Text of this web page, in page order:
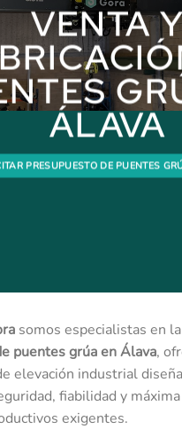
VENTA
ÁLAVA
PRESUPUESTO DE PUENTES
somos especialistas en la
puentes grúa en Álava,
elevación industrial
fiabilidad y
exigentes.